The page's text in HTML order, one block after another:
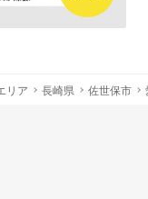
リア 長崎県 佐世保市